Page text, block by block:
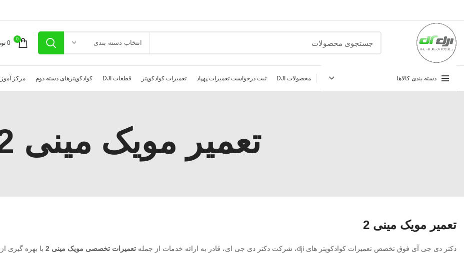
انتخاب دسته بندی 0
0
دسته بندی کالاها محصولات DJI ثبت درخواست تعمیرات پهپاد تعمیرات کوادکوپتر قطعات DJI کوادکوپترهای دسته دوم مرکز
تعمیر مویک مینی 2
تعمیر مویک مینی 2
دکتر دی جی آی فوق تخصص تعمیرات کوادکوپتر های dji، شرکت دکتر دی جی ای، قادر به ارائه خدمات از جمله تعمیرات تخصصی مویک مینی 2